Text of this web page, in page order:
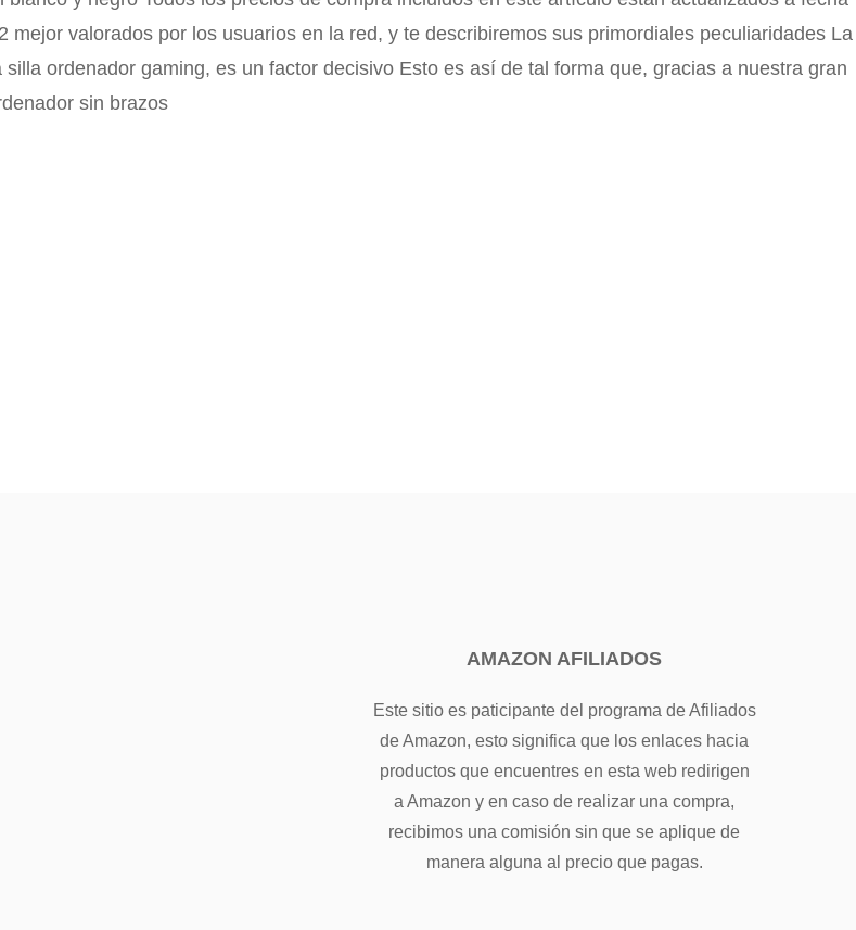
valorados por los usuarios en la red, y te describiremos sus primordiales peculiaridades La
ordenador gaming, es un factor decisivo Esto es así de tal forma que, gracias a nuestra gran
sin brazos
AMAZON AFILIADOS
Este sitio es paticipante del programa de Afiliados
de Amazon, esto significa que los enlaces hacia
productos que encuentres en esta web redirigen
a Amazon y en caso de realizar una compra,
recibimos una comisión sin que se aplique de
manera alguna al precio que pagas.